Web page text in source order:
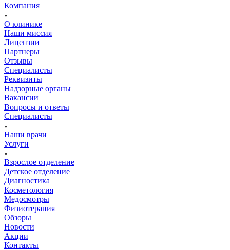
Компания
О клинике
Наши миссия
Лицензии
Партнеры
Отзывы
Специалисты
Реквизиты
Надзорные органы
Вакансии
Вопросы и ответы
Специалисты
Наши врачи
Услуги
Взрослое отделение
Детское отделение
Диагностика
Косметология
Медосмотры
Физиотерапия
Обзоры
Новости
Акции
Контакты